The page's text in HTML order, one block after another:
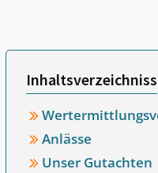
Inhaltsverzeichniss
Anlässe
Unser Gutachten